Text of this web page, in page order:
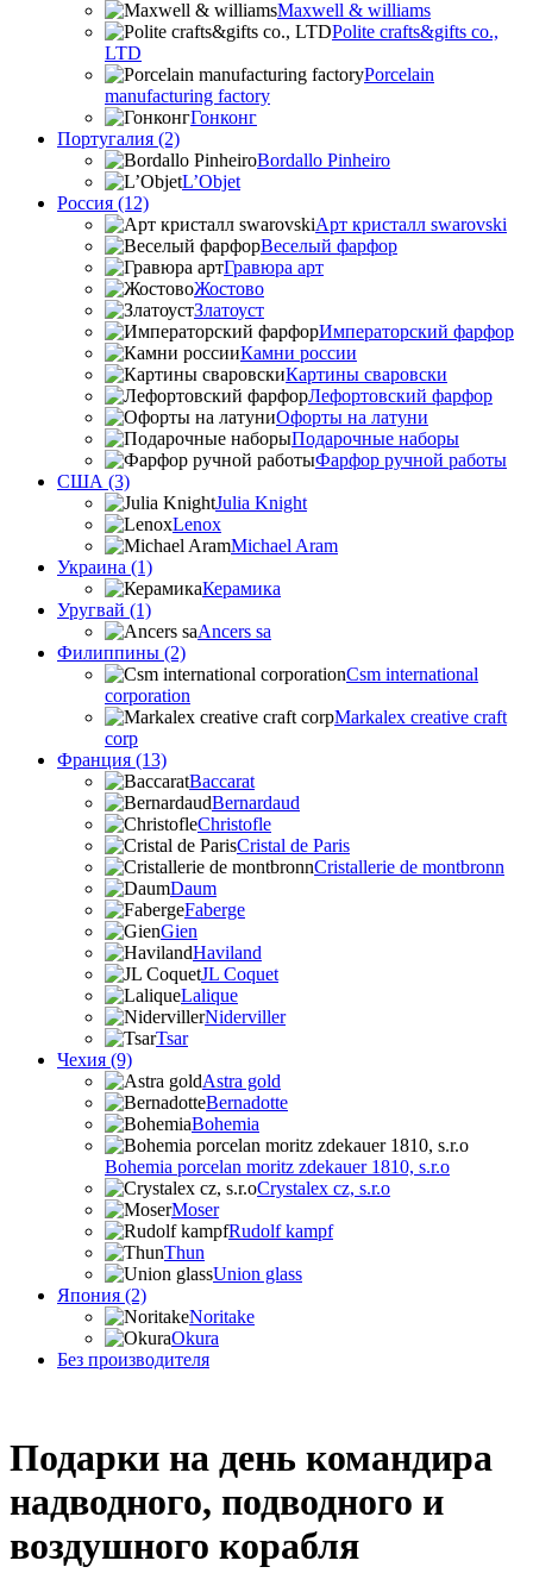
Maxwell & williams
Polite crafts&gifts co.,
LTD
Porcelain
manufacturing factory
Гонконг
Португалия (2)
Bordallo Pinheiro
L’Objet
Россия (12)
Арт кристалл swarovski
Веселый фарфор
Гравюра арт
Жостово
Златоуст
Императорский фарфор
Камни россии
Картины сваровски
Лефортовский фарфор
Офорты на латуни
Подарочные наборы
Фарфор ручной работы
США (3)
Julia Knight
Lenox
Michael Aram
Украина (1)
Керамика
Уругвай (1)
Ancers sa
Филиппины (2)
Csm international
corporation
Markalex creative craft
corp
Франция (13)
Baccarat
Bernardaud
Christofle
Cristal de Paris
Cristallerie de montbronn
Daum
Faberge
Gien
Haviland
JL Coquet
Lalique
Niderviller
Tsar
Чехия (9)
Astra gold
Bernadotte
Bohemia
Bohemia porcelan moritz zdekauer 1810, s.r.o
Crystalex cz, s.r.o
Moser
Rudolf kampf
Thun
Union glass
Япония (2)
Noritake
Okura
Без производителя
Подарки на день командира
надводного, подводного и
воздушного корабля